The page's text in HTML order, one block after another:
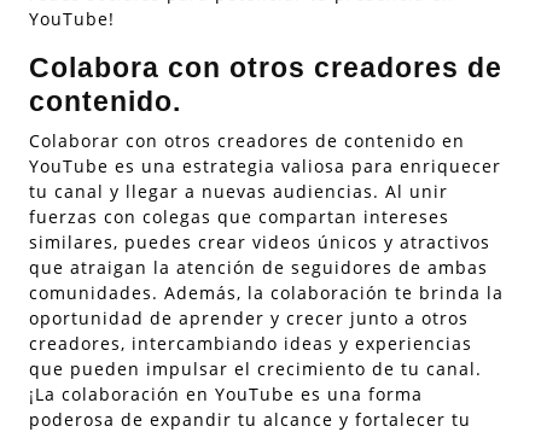
YouTube!
Colabora con otros creadores de
contenido.
Colaborar con otros creadores de contenido en
YouTube es una estrategia valiosa para enriquecer
tu canal y llegar a nuevas audiencias. Al unir
fuerzas con colegas que compartan intereses
similares, puedes crear videos únicos y atractivos
que atraigan la atención de seguidores de ambas
comunidades. Además, la colaboración te brinda la
oportunidad de aprender y crecer junto a otros
creadores, intercambiando ideas y experiencias
que pueden impulsar el crecimiento de tu canal.
¡La colaboración en YouTube es una forma
poderosa de expandir tu alcance y fortalecer tu